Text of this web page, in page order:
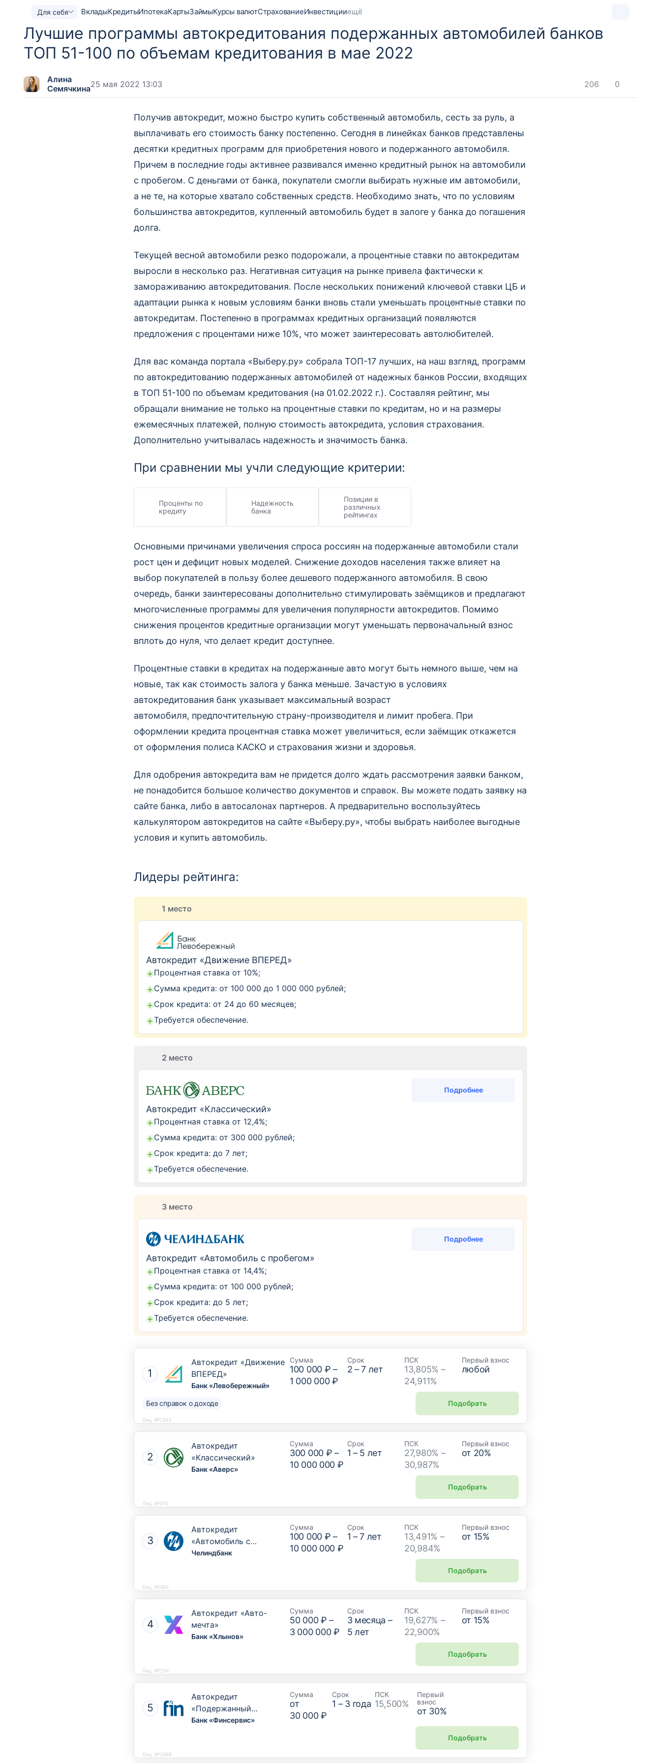
Для себя ВкладыКредитыИпотекаКартыЗаймыКурсы валютСтрахованиеИнвестицииещё
Лучшие программы автокредитования подержанных автомобилей банков
ТОП 51-100 по объемам кредитования в мае 2022
Алина
Семячкина25 мая 2022 13:03 206 0
Получив автокредит, можно быстро купить собственный автомобиль, сесть за руль, а
выплачивать его стоимость банку постепенно. Сегодня в линейках банков представлены
десятки кредитных программ для приобретения нового и подержанного автомобиля.
Причем в последние годы активнее развивался именно кредитный рынок на автомобили
с пробегом. С деньгами от банка, покупатели смогли выбирать нужные им автомобили,
а не те, на которые хватало собственных средств. Необходимо знать, что по условиям
большинства автокредитов, купленный автомобиль будет в залоге у банка до погашения
долга.
Текущей весной автомобили резко подорожали, а процентные ставки по автокредитам
выросли в несколько раз. Негативная ситуация на рынке привела фактически к
замораживанию автокредитования. После нескольких понижений ключевой ставки ЦБ и
адаптации рынка к новым условиям банки вновь стали уменьшать процентные ставки по
автокредитам. Постепенно в программах кредитных организаций появляются
предложения с процентами ниже 10%, что может заинтересовать автолюбителей.
Для вас команда портала «Выберу.ру» собрала ТОП-17 лучших, на наш взгляд, программ
по автокредитованию подержанных автомобилей от надежных банков России, входящих
в ТОП 51-100 по объемам кредитования (на 01.02.2022 г.). Составляя рейтинг, мы
обращали внимание не только на процентные ставки по кредитам, но и на размеры
ежемесячных платежей, полную стоимость автокредита, условия страхования.
Дополнительно учитывалась надежность и значимость банка.
При сравнении мы учли следующие критерии:
Проценты по
кредиту
Надежность
банка
Позиции в
различных
рейтингах
Основными причинами увеличения спроса россиян на подержанные автомобили стали
рост цен и дефицит новых моделей. Снижение доходов населения также влияет на
выбор покупателей в пользу более дешевого подержанного автомобиля. В свою
очередь, банки заинтересованы дополнительно стимулировать заёмщиков и предлагают
многочисленные программы для увеличения популярности автокредитов. Помимо
снижения процентов кредитные организации могут уменьшать первоначальный взнос
вплоть до нуля, что делает кредит доступнее.
Процентные ставки в кредитах на подержанные авто могут быть немного выше, чем на
новые, так как стоимость залога у банка меньше. Зачастую в условиях
автокредитования банк указывает максимальный возраст
автомобиля, предпочтительную страну-производителя и лимит пробега. При
оформлении кредита процентная ставка может увеличиться, если заёмщик откажется
от оформления полиса КАСКО и страхования жизни и здоровья.
Для одобрения автокредита вам не придется долго ждать рассмотрения заявки банком,
не понадобится большое количество документов и справок. Вы можете подать заявку на
сайте банка, либо в автосалонах партнеров. А предварительно воспользуйтесь
калькулятором автокредитов на сайте «Выберу.ру», чтобы выбрать наиболее выгодные
условия и купить автомобиль.
Лидеры рейтинга:
1 место
Автокредит «Движение ВПЕРЕД»
Процентная ставка от 10%;
Сумма кредита: от 100 000 до 1 000 000 рублей;
Срок кредита: от 24 до 60 месяцев;
Требуется обеспечение.
2 место
Подробнее
Автокредит «Классический»
Процентная ставка от 12,4%;
Сумма кредита: от 300 000 рублей;
Срок кредита: до 7 лет;
Требуется обеспечение.
3 место
Подробнее
Автокредит «Автомобиль с пробегом»
Процентная ставка от 14,4%;
Сумма кредита: от 100 000 рублей;
Срок кредита: до 5 лет;
Требуется обеспечение.
Автокредит «Движение
ВПЕРЕД»
Банк «Левобережный»
Сумма
100 000 ₽ –
1 000 000 ₽
Срок
2 –7 лет
ПСК
13,805% –
24,911%
Первый взнос
любой
Без справок о доходе Подобрать
Лиц. №1343
Автокредит
«Классический»
Банк «Аверс»
Сумма
300 000 ₽ –
10 000 000 ₽
Срок
1 – 5 лет
ПСК
27,980% –
30,987%
Первый взнос
от 20%
Подобрать
Лиц. №415
Автокредит
«Автомобиль с
пробегом»
Челиндбанк
Сумма
100 000 ₽ –
10 000 000 ₽
Срок
1 –7 лет
ПСК
13,491% –
20,984%
Первый взнос
от 15%
Подобрать
Лиц. №485
Автокредит «Авто-
мечта»
Банк «Хлынов»
Сумма
50 000 ₽ –
3 000 000 ₽
Срок
3месяца –
5 лет
ПСК
19,627% –
22,900%
Первый взнос
от 15%
Подобрать
Лиц. №254
Автокредит
«Подержанный
автомобиль»
Банк «Финсервис»
Сумма
от
30 000 ₽
Срок
1 – 3года
ПСК
15,500%
Первый
взнос
от 30%
Подобрать
Лиц. №3388